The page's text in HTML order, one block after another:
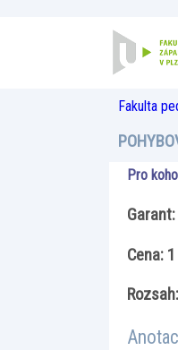
Fakulta
Pro
Cena: